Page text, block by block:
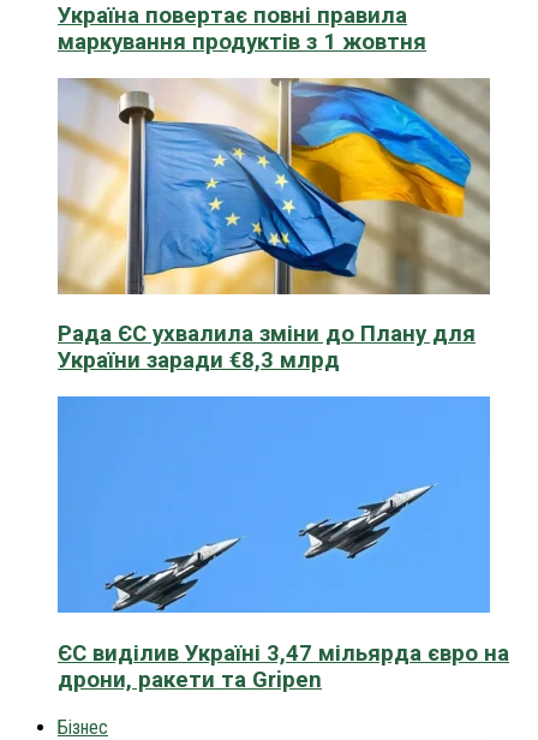
Україна повертає повні правила
маркування продуктів з 1 жовтня
Рада ЄС ухвалила зміни до Плану для
України заради €8,3 млрд
ЄС виділив Україні 3,47 мільярда євро на
дрони, ракети та Gripen
Бізнес